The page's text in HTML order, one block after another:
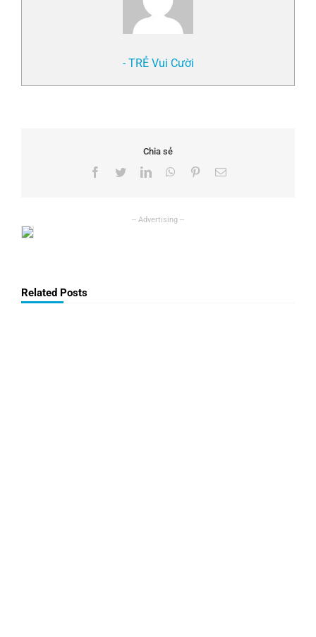
- TRẺ Vui Cười
Chia sẻ
Facebook
TwitterLinkedInWhatsApp
PinterestEmail
Related Posts